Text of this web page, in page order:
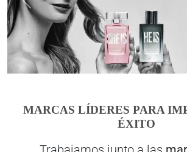
Anterior
MARCAS LÍDERES PARA
ÉXITO